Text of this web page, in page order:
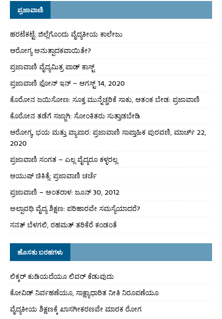
ಪ್ರಜಾವಾಣಿ
ಹರಟೆಕಟ್ಟೆ: ಜಿಲ್ಲೆಗೊಂದು ವೈದ್ಯಕೀಯ ಕಾಲೇಜು
ಆರೋಗ್ಯ ಅನುತ್ಪಾದಕವಾಯಿತೇ?
ಪ್ರಜಾವಾಣಿ ವೈದ್ಯಮಿತ್ರ ಪಾಡ್ ಕಾಸ್ಟ್
ಪ್ರಜಾವಾಣಿ ಫೋನ್ ಇನ್ – ಆಗಸ್ಟ್ 14, 2020
ಕೊರೋನ ಜಯಿಸೋಣ: ಸೂಕ್ತ ಮುನ್ನೆಚ್ಚರಿಕೆ ಸಾಕು, ಆತಂಕ ಬೇಡ: ಪ್ರಜಾವಾಣಿ
ಕೊರೋನ ತಡೆಗೆ ಸಜ್ಜಾಗಿ: ಸೋಂಕಿತರು ಸುತ್ತಾಡಬೇಡಿ
ಆರೋಗ್ಯ, ಭಯ ಮತ್ತು ವ್ಯಾಪಾರ: ಪ್ರಜಾವಾಣಿ ಸಾಪ್ತಾಹಿಕ ಪುರವಣಿ, ಮಾರ್ಚ್ 22,
2020
ಪ್ರಜಾವಾಣಿ ಸಂಗತ – ಎಲ್ಲ ವೈದ್ಯರೂ ಕಳ್ಳರಲ್ಲ
ಆಯುಷ್ ಚಿಕಿತ್ಸೆ: ಪ್ರಜಾವಾಣಿ ಚರ್ಚೆ
ಪ್ರಜಾವಾಣಿ – ಅಂತರಾಳ: ಜೂನ್ 30, 2012
ಅಲ್ಪಾವಧಿ ವೈದ್ಯ ಶಿಕ್ಷಣ: ಪರಿಹಾರವೇ ಸಮಸ್ಯೆಯಾದರೆ?
ಸನತ್ ಬೆಳಗಲಿ, ರಹಮತ್ ತರಿಕೆರೆ ಕಂಡಂತೆ
ಹೊಸತು ಬರಹಗಳು
ಲಿಕ್ಕರ್ ಕುಡಿಯದೆಯೂ ಲಿವರ್ ಕೆಡುವುದು
ಕೋವಿಡ್ ನಿರ್ವಹಣೆಯೂ, ಸಾಕ್ಷ್ಯಾಧಾರಿತ ನೀತಿ ನಿರೂಪಣೆಯೂ
ವೈದ್ಯಕೀಯ ಶಿಕ್ಷಣಕ್ಕೆ ಖಾಸಗೀಕರಣವೇ ಮಾರಕ ರೋಗ